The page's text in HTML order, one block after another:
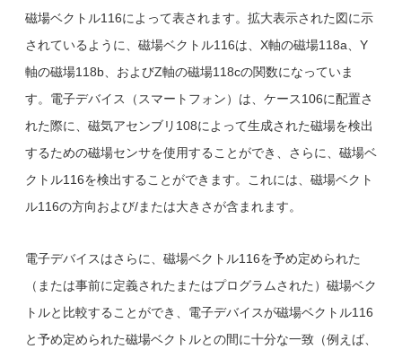
磁場ベクトル116によって表されます。拡大表示された図に示
されているように、磁場ベクトル116は、X軸の磁場118a、Y
軸の磁場118b、およびZ軸の磁場118cの関数になっていま
す。電子デバイス（スマートフォン）は、ケース106に配置さ
れた際に、磁気アセンブリ108によって生成された磁場を検出
するための磁場センサを使用することができ、さらに、磁場ベ
クトル116を検出することができます。これには、磁場ベクト
ル116の方向および/または大きさが含まれます。
電子デバイスはさらに、磁場ベクトル116を予め定められた
（または事前に定義されたまたはプログラムされた）磁場ベク
トルと比較することができ、電子デバイスが磁場ベクトル116
と予め定められた磁場ベクトルとの間に十分な一致（例えば、